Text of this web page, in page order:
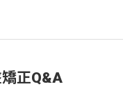
矯正Q&A